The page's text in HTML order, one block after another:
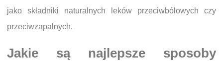
jako składniki naturalnych leków przeciwbólowych czy
przeciwzapalnych.
Jakie są najlepsze sposoby